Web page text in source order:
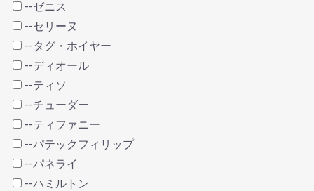
--ゼニス
--セリーヌ
--タグ・ホイヤー
--ディオール
--ティソ
--チューダー
--ティファニー
--パテックフィリップ
--パネライ
--ハミルトン